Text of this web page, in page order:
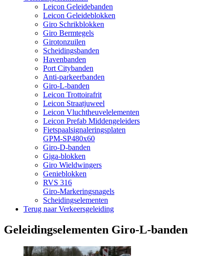
Leicon Geleidebanden
Leicon Geleideblokken
Giro Schrikblokken
Giro Bermtegels
Girotonzuilen
Scheidingsbanden
Havenbanden
Port Citybanden
Anti-parkeerbanden
Giro-L-banden
Leicon Trottoirafrit
Leicon Straatjuweel
Leicon Vluchtheuvelelementen
Leicon Prefab Middengeleiders
Fietspaalsignaleringsplaten
GPM-SP480x60
Giro-D-banden
Giga-blokken
Giro Wieldwingers
Genieblokken
RVS 316
Giro-Markeringsnagels
Scheidingselementen
Terug naar Verkeersgeleiding
Geleidingselementen Giro-L-banden